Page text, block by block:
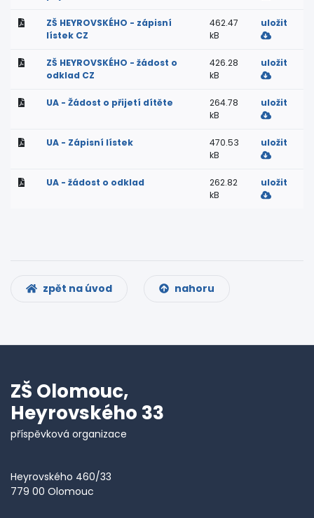
ZŠ HEYROVSKÉHO - zápisní
lístek CZ
462.47
kB
uložit
ZŠ HEYROVSKÉHO - žádost o
odklad CZ
426.28
kB
uložit
UA - Žádost o přijetí dítěte
264.78
kB
uložit
UA - Zápisní lístek
470.53
kB
uložit
UA - žádost o odklad
262.82
kB
uložit
zpět na úvod nahoru
ZŠ Olomouc,
Heyrovského 33
příspěvková organizace
Heyrovského 460/33
779 00 Olomouc